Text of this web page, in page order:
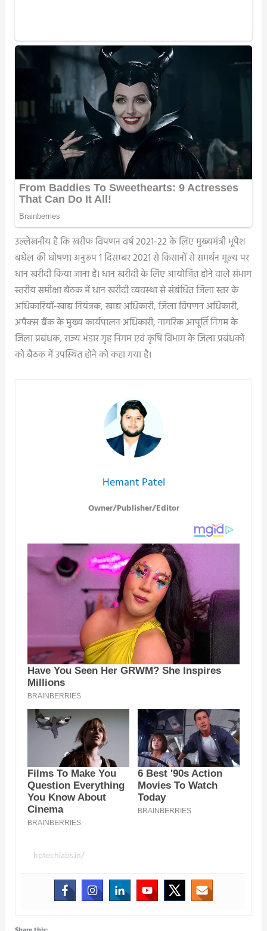
उल्लेखनीय है कि खरीफ विपणन वर्ष 2021-22 के लिए मुख्यमंत्री भूपेश
बघेल की घोषणा अनुरूप 1 दिसम्बर 2021 से किसानों से समर्थन मूल्य पर
धान खरीदी किया जाना है। धान खरीदी के लिए आयोजित होने वाले संभाग
स्तरीय समीक्षा बैठक में धान खरीदी व्यवस्था से संबंधित जिला स्तर के
अधिकारियों-खाद्य नियंत्रक, खाद्य अधिकारी, जिला विपणन अधिकारी,
अपैक्स बैंक के मुख्य कार्यपालन अधिकारी, नागरिक आपूर्ति निगम के
जिला प्रबंधक, राज्य भंडार गृह निगम एवं कृषि विभाग के जिला प्रबंधकों
को बैठक में उपस्थित होने को कहा गया है।
Hemant Patel
Owner/Publisher/Editor
hptechlabs.in/